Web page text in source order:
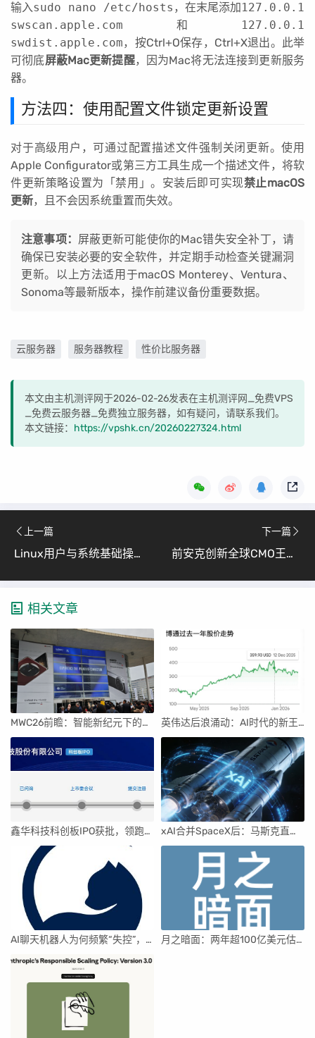
输入sudo nano /etc/hosts ，在末尾添加127.0.0.1
swscan.apple.com 和
127.0.0.1
swdist.apple.com，按Ctrl+O保存，Ctrl+X退出。此举
可彻底屏蔽Mac更新提醒，因为Mac将无法连接到更新服务
器。
方法四：使用配置文件锁定更新设置
对于高级用户，可通过配置描述文件强制关闭更新。使用
Apple Configurator或第三方工具生成一个描述文件，将软
件更新策略设置为「禁用」。安装后即可实现禁止macOS
更新，且不会因系统重置而失效。
注意事项： 屏蔽更新可能使你的Mac错失安全补丁，请
确保已安装必要的安全软件，并定期手动检查关键漏洞
更新。以上方法适用于macOS Monterey、Ventura、
Sonoma等最新版本，操作前建议备份重要数据。
云服务器 服务器教程 性价比服务器
本文由主机测评网于2026-02-26发表在主机测评网_免费VPS
_免费云服务器_免费独立服务器，如有疑问，请联系我们。
本文链接： https://vpshk.cn/20260227324.html
上一篇
Linux用户与系统基础操作全攻略 (从入门到实践)
下一篇
前安克创新全球CMO王时远创业「穗升科技」，专注AI记忆硬件获红杉投资
相关文章
MWC26前瞻：智能新纪元下的科技盛宴 英伟达后浪涌动：AI时代的新王者与隐忧
鑫华科技科创板IPO获批，领跑国内半导体材料市场 xAI合并SpaceX后：马斯克直接介入，团队压力激增
AI聊天机器人为何频繁“失控”，背后原因及解决方案解析 月之暗面：两年超100亿美元估值，K2.5引领AI新纪元